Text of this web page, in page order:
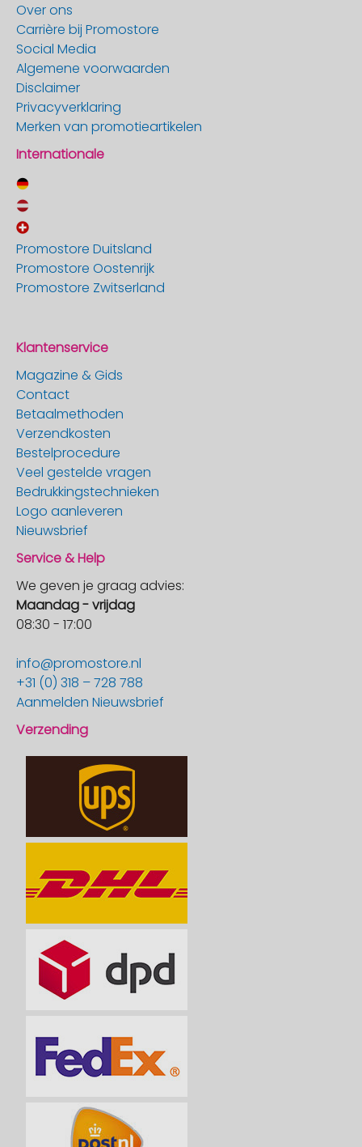
Over ons
Carrière bij Promostore
Social Media
Algemene voorwaarden
Disclaimer
Privacyverklaring
Merken van promotieartikelen
Internationale
Promostore Duitsland
Promostore Oostenrijk
Promostore Zwitserland
Klantenservice
Magazine & Gids
Contact
Betaalmethoden
Verzendkosten
Bestelprocedure
Veel gestelde vragen
Bedrukkingstechnieken
Logo aanleveren
Nieuwsbrief
Service & Help
We geven je graag advies:
Maandag - vrijdag
08:30 - 17:00
info@promostore.nl
+31 (0) 318 – 728 788
Aanmelden Nieuwsbrief
Verzending